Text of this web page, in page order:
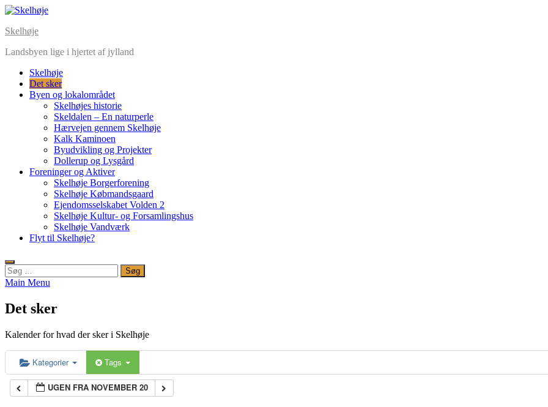
Skip
content
Skelhøje
Landsbyen lige i hjertet af jylland
Skelhøje
Det sker
Byen og lokalområdet
Skelhøjes historie
Skeldalen – En naturperle
Hærvejen gennem Skelhøje
Kalk Kaminoen
Byudvikling og Projekter
Dollerup og Lysgård
Foreninger og Aktiver
Skelhøje Borgerforening
Skelhøje Købmandsgaard
Ejendomsselskabet Volden 2
Skelhøje Kultur- og Forsamlingshus
Skelhøje Vandværk
Flyt til Skelhøje?
Søg
efter:
Main Menu
Det sker
Kalender for hvad der sker i Skelhøje
Kategorier Tags
UGEN FRA NOVEMBER 20